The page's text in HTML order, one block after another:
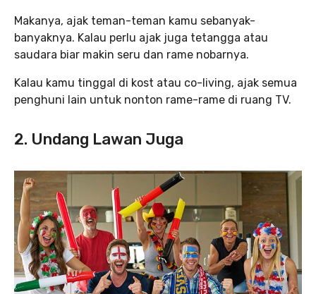
Makanya, ajak teman-teman kamu sebanyak-
banyaknya. Kalau perlu ajak juga tetangga atau
saudara biar makin seru dan rame nobarnya.
Kalau kamu tinggal di kost atau co-living, ajak semua
penghuni lain untuk nonton rame-rame di ruang TV.
2. Undang Lawan Juga